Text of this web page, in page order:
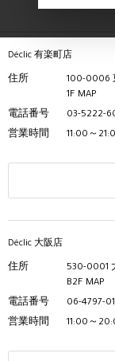
Déclic 有楽町店
住所
100-0006
1F MAP
電話番号
03-5222-
営業時間
11:00～
Déclic 大阪店
住所
530-0001
B2F MAP
電話番号
06-4797-
営業時間
11:00～